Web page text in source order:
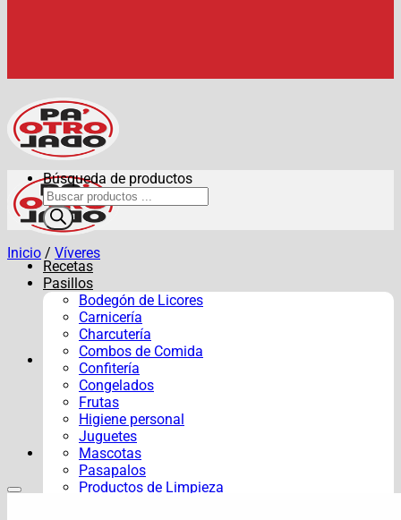
Recetas
Pasillos
Bodegón de Licores
Carnicería
Charcutería
Combos de Comida
Confitería
Congelados
Frutas
Higiene personal
Juguetes
Mascotas
Pasapalos
Productos de Limpieza
Búsqueda de productos
Inicio / Víveres